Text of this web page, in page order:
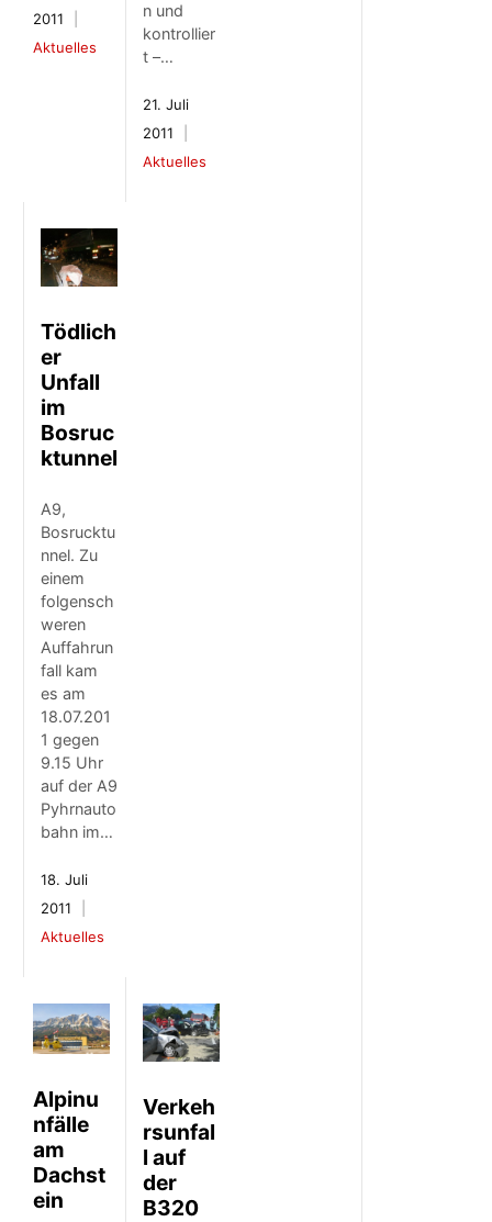
2011
Aktuelles
n und
kontrollier
t –…
21. Juli
2011
Aktuelles
Tödlich
er
Unfall
im
Bosruc
ktunnel
A9,
Bosrucktu
nnel. Zu
einem
folgensch
weren
Auffahrun
fall kam
es am
18.07.201
1 gegen
9.15 Uhr
auf der A9
Pyhrnauto
bahn im…
18. Juli
2011
Aktuelles
Alpinu
nfälle
am
Dachst
ein
Verkeh
rsunfal
l auf
der
B320